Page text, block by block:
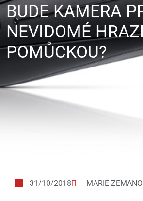
BUDE KAMERA
NEVIDOMÉ
POMŮCKOU?
31/10/2018 MARIE